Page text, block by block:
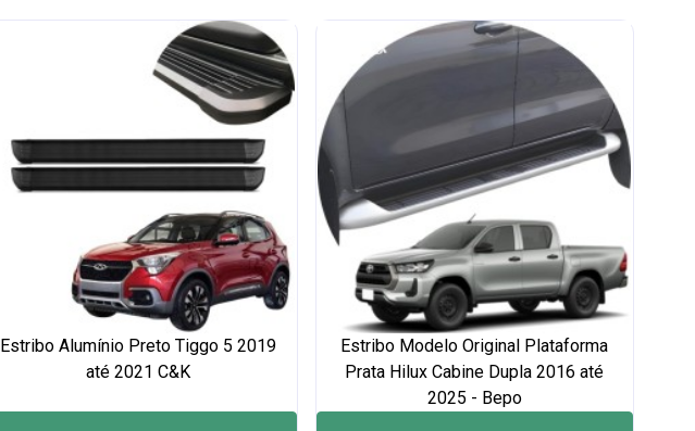
Estribo Alumínio Preto Tiggo 5 2019
até 2021 C&K
Estribo Modelo Original Plataforma
Prata Hilux Cabine Dupla 2016 até
2025 - Bepo